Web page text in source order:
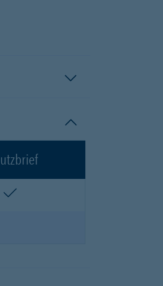
enthalten